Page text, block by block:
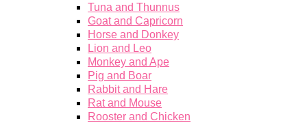
Tuna and Thunnus
Goat and Capricorn
Horse and Donkey
Lion and Leo
Monkey and Ape
Pig and Boar
Rabbit and Hare
Rat and Mouse
Rooster and Chicken